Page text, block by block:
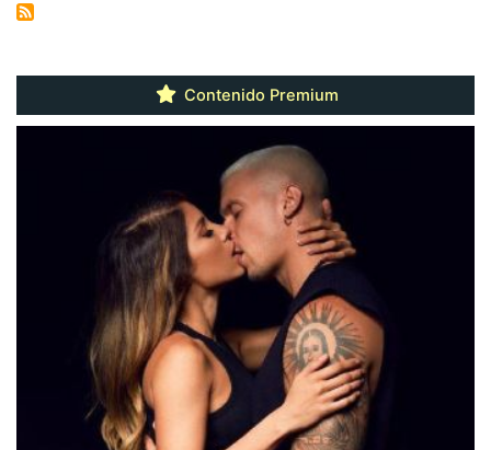
Contenido Premium